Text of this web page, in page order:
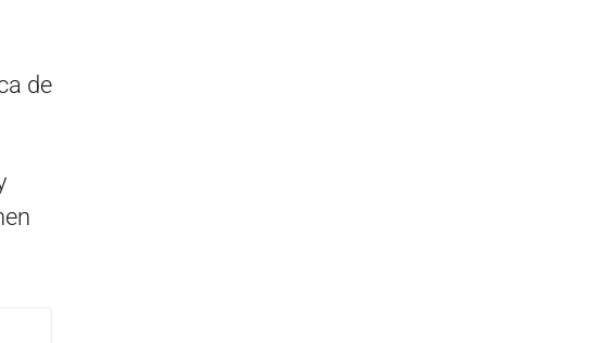
de